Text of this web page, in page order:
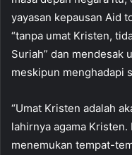
yayasan kepausan Aid
“tanpa umat Kristen,
Suriah” dan mendesak
meskipun menghadapi
“Umat Kristen adalah
lahirnya agama
menemukan tempat-